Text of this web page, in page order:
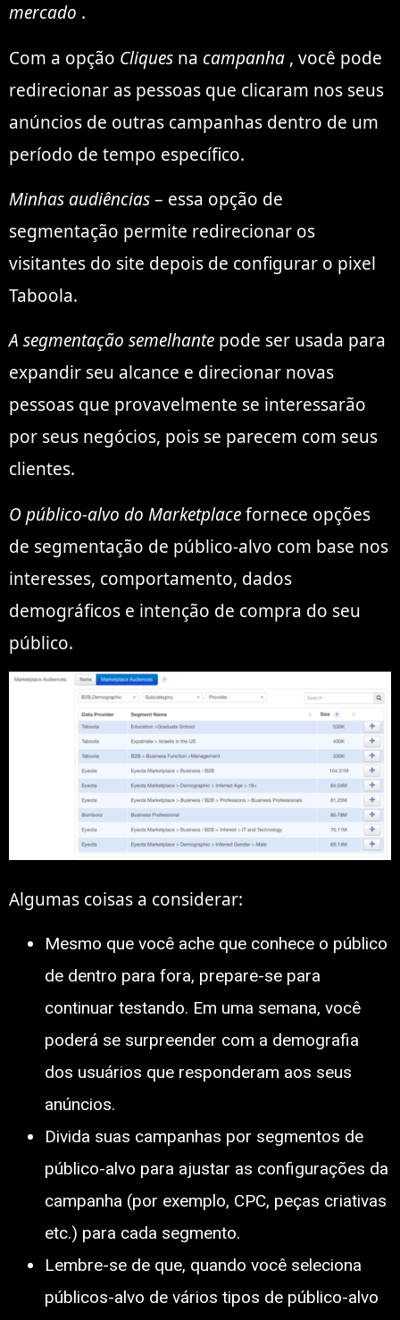
mercado .
Com a opção Cliques na campanha , você pode
redirecionar as pessoas que clicaram nos seus
anúncios de outras campanhas dentro de um
período de tempo específico.
Minhas audiências– essa opção de
segmentação permite redirecionar os
visitantes do site depois de configurar o pixel
Taboola.
A segmentação semelhante pode ser usada para
expandir seu alcance e direcionar novas
pessoas que provavelmente se interessarão
por seus negócios, pois se parecem com seus
clientes.
O público-alvo do Marketplacefornece opções
de segmentação de público-alvo com base nos
interesses, comportamento, dados
demográficos e intenção de compra do seu
público.
Algumas coisas a considerar:
Mesmo que você ache que conhece o público
de dentro para fora, prepare-se para
continuar testando. Em uma semana, você
poderá se surpreender com a demografia
dos usuários que responderam aos seus
anúncios.
Divida suas campanhas por segmentos de
público-alvo para ajustar as configurações da
campanha (por exemplo, CPC, peças criativas
etc.) para cada segmento.
Lembre-se de que, quando você seleciona
públicos-alvo de vários tipos de público-alvo